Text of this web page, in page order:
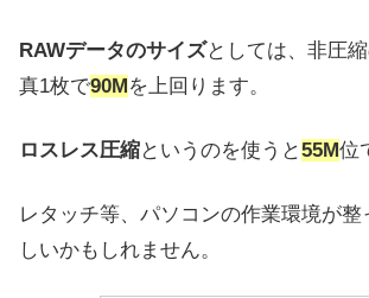
RAWデータのサイズとしては、非圧
真1枚で90Mを上回ります。
ロスレス圧縮というのを使うと55M位
レタッチ等、パソコンの作業環境が
しいかもしれません。